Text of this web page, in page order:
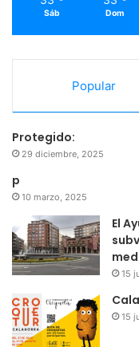
Sáb Dom
Popular
Protegido:
29 diciembre, 2025
p
10 marzo, 2025
El
15
15